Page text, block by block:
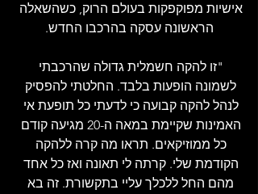
אישיות מפוקפקות בעולם הרוק, כשהשאלה
הראשונה עסקה בהרכבו החדש.
"זו להקה חשמלית גדולה שהרכבתי
לשמונה הופעות בלבד. החלטתי להפסיק
לנהל להקה קבועה כי לדעתי כל תופעת אי
האמינות שקיימת במאה ה-20 מגיעה קודם
כל ממוזיקאים. תראו מה קרה ללהקה
הקודמת שלי. קרתה לי תאונה ואז כל אחד
מהם החל ללכלך עליי בתקשורת. זה בא